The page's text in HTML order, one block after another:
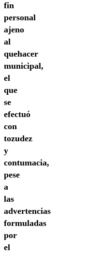
fin
personal
ajeno
al
quehacer
municipal,
el
que
se
efectuó
con
tozudez
y
contumacia,
pese
a
las
advertencias
formuladas
por
el